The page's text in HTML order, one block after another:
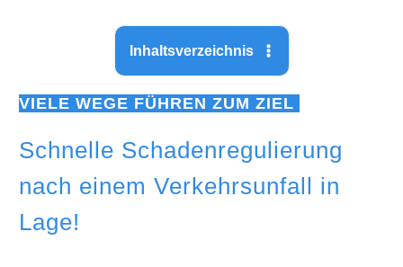
Inhaltsverzeichnis
VIELE WEGE FÜHREN ZUM ZIEL
Schnelle Schadenregulierung
nach einem Verkehrsunfall in
Lage!